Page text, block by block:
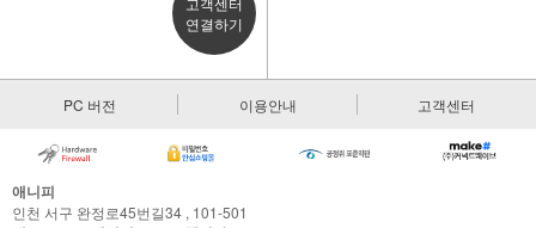
연결하기
PC 버전 이용안내 고객센터
애니피
인천 서구 완정로45번길34 , 101-501